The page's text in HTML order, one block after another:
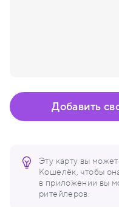
Эту карту вы
Кошелёк, чтобы
в приложении вы
ритейлеров.
Добавить